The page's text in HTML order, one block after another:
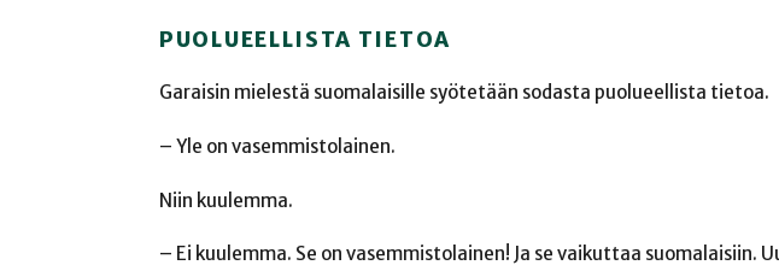
PUOLUEELLISTA TIETOA
Garaisin mielestä suomalaisille syötetään sodasta puolueellista tietoa.
– Yle on vasemmistolainen.
Niin kuulemma.
– Ei kuulemma. Se on vasemmistolainen! Ja se vaikuttaa suomalaisiin.